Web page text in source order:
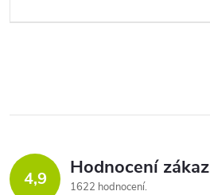
4,9 Hodnocení
1622 hodnocení